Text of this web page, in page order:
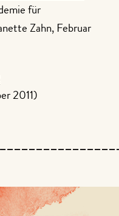
für
Zahn, Februar
2011)